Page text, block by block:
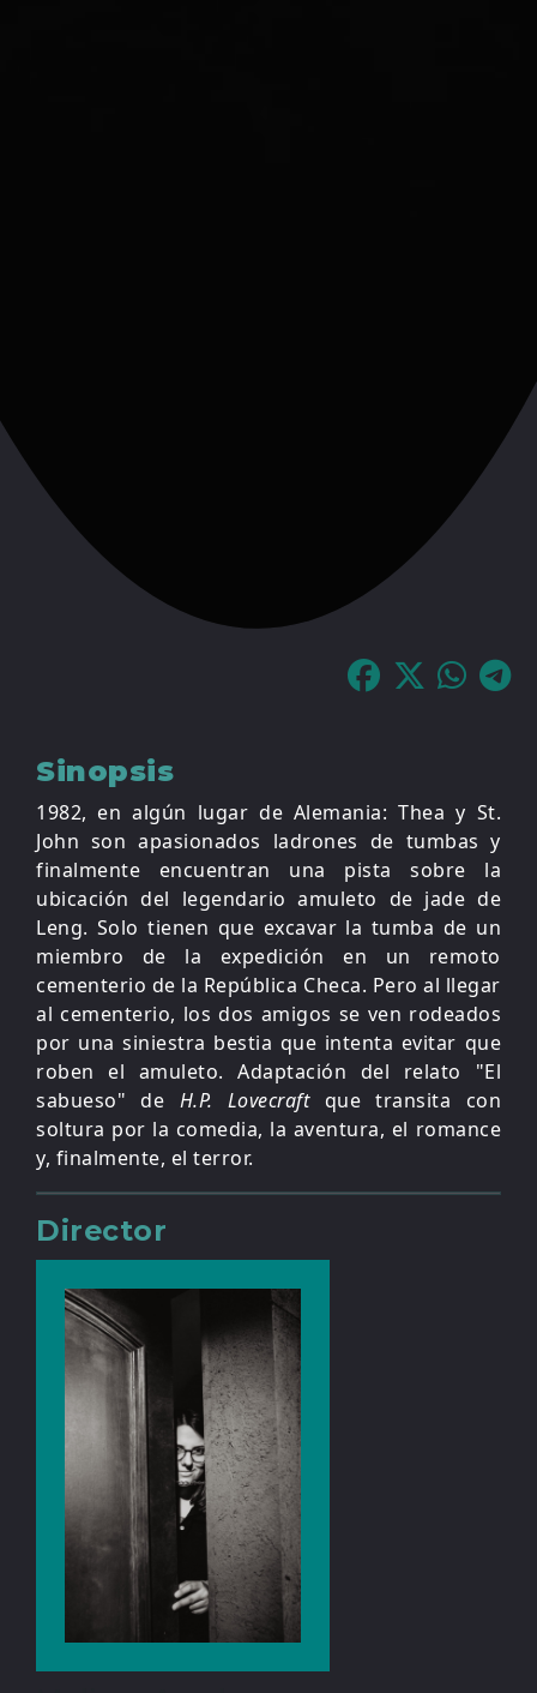
Sinopsis
1982, en algún lugar de Alemania: Thea y St.
John son apasionados ladrones de tumbas y
finalmente encuentran una pista sobre la
ubicación del legendario amuleto de jade de
Leng. Solo tienen que excavar la tumba de un
miembro de la expedición en un remoto
cementerio de la República Checa. Pero al llegar
al cementerio, los dos amigos se ven rodeados
por una siniestra bestia que intenta evitar que
roben el amuleto. Adaptación del relato "El
sabueso" de H.P. Lovecraftque transita con
soltura por la comedia, la aventura, el romance
y, finalmente, el terror.
Director